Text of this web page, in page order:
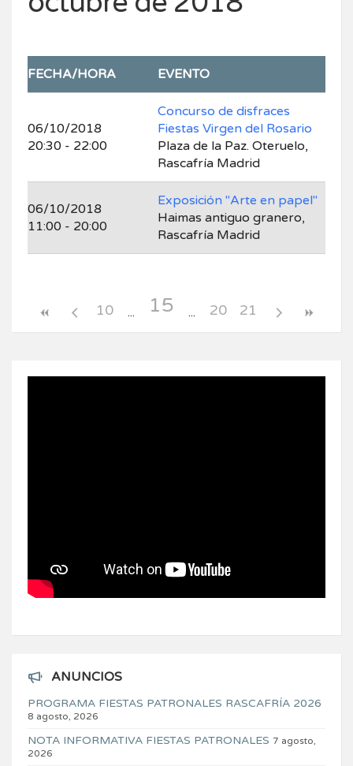
FECHA/HORA EVENTO
06/10/2018
20:30 - 22:00
Concurso de disfraces
Fiestas Virgen del Rosario
Plaza de la Paz. Oteruelo,
Rascafría Madrid
06/10/2018
11:00 - 20:00
Exposición "Arte en papel"
Haimas antiguo granero,
Rascafría Madrid
10 15 20 21
ANUNCIOS
PROGRAMA FIESTAS PATRONALES RASCAFRÍA 2026
8 agosto, 2026
NOTA INFORMATIVA FIESTAS PATRONALES 7 agosto,
2026